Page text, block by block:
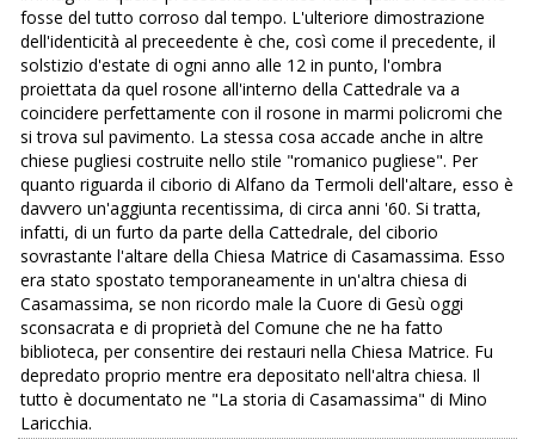
fosse del tutto corroso dal tempo. L'ulteriore dimostrazione
dell'identicità al preceedente è che, così come il precedente, il
solstizio d'estate di ogni anno alle 12 in punto, l'ombra
proiettata da quel rosone all'interno della Cattedrale va a
coincidere perfettamente con il rosone in marmi policromi che
si trova sul pavimento. La stessa cosa accade anche in altre
chiese pugliesi costruite nello stile "romanico pugliese". Per
quanto riguarda il ciborio di Alfano da Termoli dell'altare, esso è
davvero un'aggiunta recentissima, di circa anni '60. Si tratta,
infatti, di un furto da parte della Cattedrale, del ciborio
sovrastante l'altare della Chiesa Matrice di Casamassima. Esso
era stato spostato temporaneamente in un'altra chiesa di
Casamassima, se non ricordo male la Cuore di Gesù oggi
sconsacrata e di proprietà del Comune che ne ha fatto
biblioteca, per consentire dei restauri nella Chiesa Matrice. Fu
depredato proprio mentre era depositato nell'altra chiesa. Il
tutto è documentato ne "La storia di Casamassima" di Mino
Laricchia.